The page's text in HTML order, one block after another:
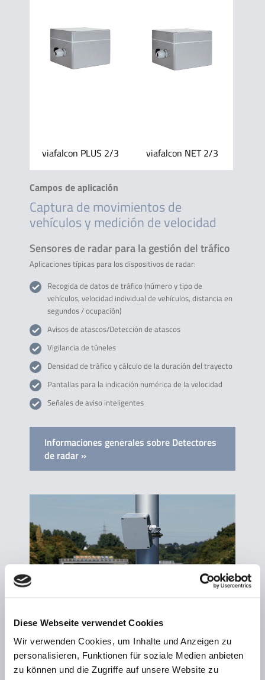
Diese Webseite verwendet Cookies
Wir verwenden Cookies, um Inhalte und Anzeigen zu
personalisieren, Funktionen für soziale Medien anbieten
zu können und die Zugriffe auf unsere Website zu
viafalcon PLUS 2/3 viafalcon NET 2/3
Campos de aplicación
Captura de movimientos de
vehículos y medición de velocidad
Sensores de radar para la gestión del tráfico
Aplicaciones típicas para los dispositivos de radar:
Recogida de datos de tráfico (número y tipo de
vehículos, velocidad individual de vehículos, distancia en
segundos / ocupación)
Avisos de atascos/Detección de atascos
Vigilancia de túneles
Densidad de tráfico y cálculo de la duración del trayecto
Pantallas para la indicación numérica de la velocidad
Señales de aviso inteligentes
Informaciones generales sobre Detectores
de radar »